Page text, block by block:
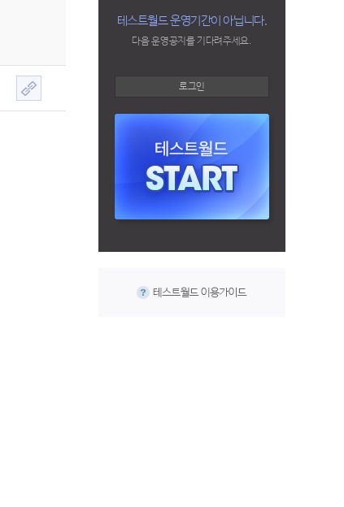
테스트월드 운영기간이 아닙니다.
다음 운영공지를 기다려주세요.
로그인